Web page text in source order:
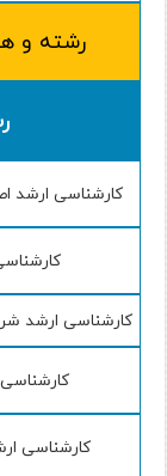
رشته و
کارشناسی ارشد
کارشناسی ارشد
کارشناسی